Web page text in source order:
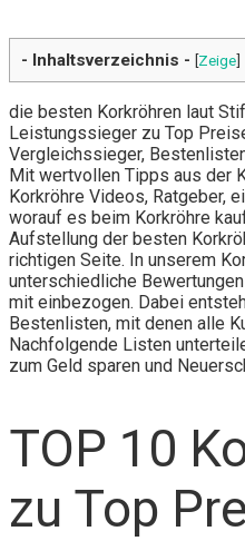
- Inhaltsverzeichnis - [Zeige]
die besten Korkröhren laut
Leistungssieger zu Top
Vergleichssieger,
Mit wertvollen Tipps aus der
Korkröhre Videos, Ratgeber,
worauf es beim Korkröhre
Aufstellung der besten
richtigen Seite. In unserem
unterschiedliche
mit einbezogen. Dabei
Bestenlisten, mit denen alle
Nachfolgende Listen
zum Geld sparen und
TOP 10
zu Top